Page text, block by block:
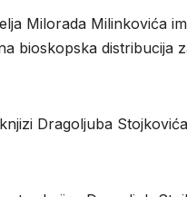
Milorada Milinkovića
bioskopska distribucija
Dragoljuba